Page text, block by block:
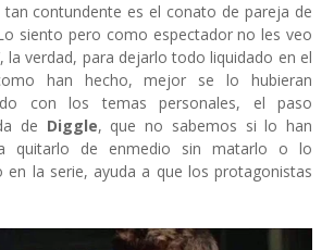
contundente es el conato de pareja de
siento pero como espectador no les veo
la verdad, para dejarlo todo liquidado en el
han hecho, mejor se lo hubieran
con los temas personales, el paso
de Diggle, que no sabemos si lo han
quitarlo de enmedio sin matarlo o lo
en la serie, ayuda a que los protagonistas